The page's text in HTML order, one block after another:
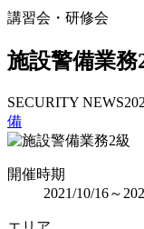
講習会・研修会
施設警備業務
SECURITY NEWS
備
開催時期
2021/10/16～